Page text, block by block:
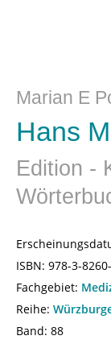
Marian E
Hans
Edition -
ISBN: 978-3-
Fachgebiet:
Reihe:
Band: 88